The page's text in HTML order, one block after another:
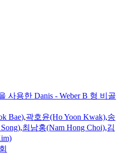
사용한 Danis - Weber B 형 비골
Bae),곽호윤(Ho Yoon Kwak),송
,최남홍(Nam Hong Choi),김